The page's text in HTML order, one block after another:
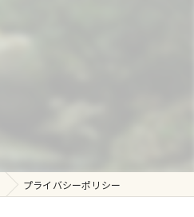
プライバシーポリシー